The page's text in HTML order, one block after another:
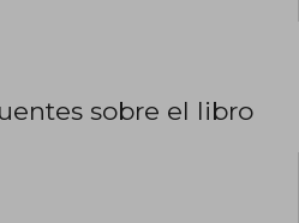
sobre el libro